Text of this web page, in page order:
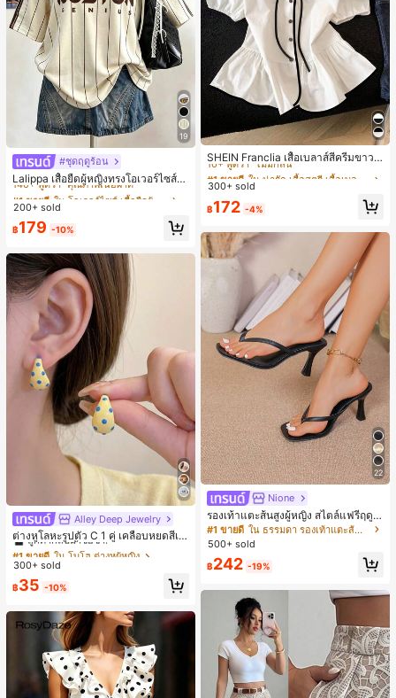
19
#ชุดฤดูร้อน
Lalippa เสื้อยืดผู้หญิงทรงโอเวอร์ไซส์ค
วามยาวกลาง คอกลม ไหล่ตก ลายพิมพ์
ตัวอักษรและลายทางแนวตั้ง สไตล์แฟชั่
นมินิมอล ของขวัญให้เพื่อน
#1 ขายดี
140+ พูดว่า "คุณภาพเนื้อผ้าดี"
#1 ขายดี
140+ พูดว่า "คุณภาพเนื้อผ้าดี"
#1 ขายดี
140+ พูดว่า "คุณภาพเนื้อผ้าดี"
#1 ขายดี
200+ sold
฿179 -10%
Alley Deep Jewelry
ต่างหูโลหะรูปตัว C 1 คู่ เคลือบหยดสีเห
ลือง ลายจุดสีน้ำเงิน สไตล์ยุโรปและอเม
ริกัน แฟชั่นส่วนตัว หวานและสง่างาม
สำหรับผู้หญิงและเด็กหญิง สำหรับการเ
ดินทาง งานแต่งงาน ปาร์ตี้ วันเกิด ของ
#1 ขายดี ใน โบโฮ ต่างหูผู้หญิง
ลูกค้ากลับมาซื้อซ้ำ!
#1 ขายดี ใน โบโฮ ต่างหูผู้หญิง
ลูกค้ากลับมาซื้อซ้ำ!
#1 ขายดี ใน โบโฮ ต่างหูผู้หญิง
ลูกค้ากลับมาซื้อซ้ำ!
#1 ขายดี
ใน โบโฮ ต่างหูผู้หญิง
300+ sold
฿35 -10%
SHEIN Franclia เสื้อเบลาส์สีครีมขาวนุ่
มนวล เอวรูด, แต่งขอบตัดกัน + โบว์ผูก,
แขนพอง จับคู่กับกระโปรงชายระบาย,
กวัน
#1 ขายดี
ใน น่ารัก เสื้อสตรี เสื้อเบลาส์ & Tee
10+ พูดว่า "ไม่มีกลิ่น"
#1 ขายดี
10+ พูดว่า "ไม่มีกลิ่น"
#1 ขายดี
10+ พูดว่า "ไม่มีกลิ่น"
#1 ขายดี
ใน น่ารัก เสื้อสตรี เสื้อเบลาส์ & Tee
300+ sold
฿172 -4%
22
Nione
รองเท้าแตะส้นสูงผู้หญิง สไตล์แฟรี่ฤดูร้
อน ส้นบาง แบบคีบ แต่งสายคาดผม รอ
งเท้าแตะชายหาดสำหรับเที่ยวพักผ่อน
แฟชั่นสายไขว้ สำหรับเดทไนท์
#1 ขายดี
ใน ธรรมดา รองเท้าแตะส้นสูงผู้หญิง
500+ sold
฿242 -19%